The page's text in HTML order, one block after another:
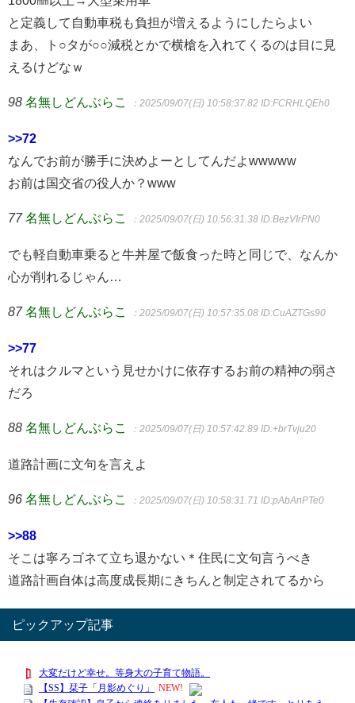
と定義して自動車税も負担が増えるようにしたらよい
まあ、ト○タが○○減税とかで横槍を入れてくるのは目に見
えるけどなｗ
98 名無しどんぶらこ ：2025/09/07(日) 10:58:37.82 ID:FCRHLQEh0
>>72
なんでお前が勝手に決めよーとしてんだよwwwww
お前は国交省の役人か？www
77 名無しどんぶらこ ：2025/09/07(日) 10:56:31.38 ID:BezVIrPN0
でも軽自動車乗ると牛丼屋で飯食った時と同じで、なんか
心が削れるじゃん…
87 名無しどんぶらこ ：2025/09/07(日) 10:57:35.08 ID:CuAZTGs90
>>77
それはクルマという見せかけに依存するお前の精神の弱さ
だろ
88 名無しどんぶらこ ：2025/09/07(日) 10:57:42.89 ID:+brTvju20
道路計画に文句を言えよ
96 名無しどんぶらこ ：2025/09/07(日) 10:58:31.71 ID:pAbAnPTe0
>>88
そこは寧ろゴネて立ち退かない＊住民に文句言うべき
道路計画自体は高度成長期にきちんと制定されてるから
ピックアップ記事